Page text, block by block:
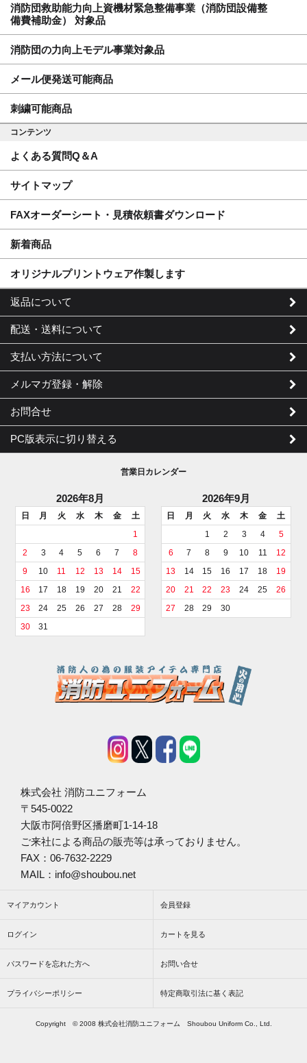
消防団救助能力向上資機材緊急整備事業（消防団設備整
備費補助金） 対象品
消防団の力向上モデル事業対象品
メール便発送可能商品
刺繍可能商品
コンテンツ
よくある質問Q＆A
サイトマップ
FAXオーダーシート・見積依頼書ダウンロード
新着商品
オリジナルプリントウェア作製します
返品について
配送・送料について
支払い方法について
メルマガ登録・解除
お問合せ
PC版表示に切り替える
営業日カレンダー
2026年8月
日 月 火 水 木 金
土
1
2
3 4 5 6 7
8
9
10 11 12 13 14
15
16
17 18 19 20 21
22
23
24 25 26 27 28
29
30
31
2026年9月
日 月 火 水 木 金
土
1
2 3 4
5
6
7 8 9 10 11
12
13
14 15 16 17 18
19
20
21 22 23 24 25
26
27
28 29 30
株式会社 消防ユニフォーム
〒545-0022
大阪市阿倍野区播磨町1-14-18
ご来社による商品の販売等は承っておりません。
FAX：06-7632-2229
MAIL：info@shoubou.net
マイアカウント 会員登録
ログイン カートを見る
パスワードを忘れた方へ お問い合せ
プライバシーポリシー 特定商取引法に基く表記
Copyright © 2008 株式会社消防ユニフォーム Shoubou Uniform Co., Ltd.